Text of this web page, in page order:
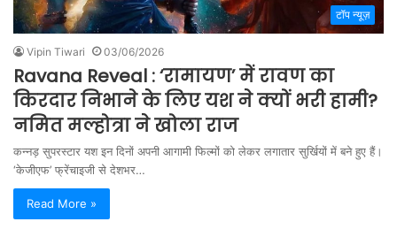
टॉप न्यूज़
Vipin Tiwari 03/06/2026
Ravana Reveal : ‘रामायण’ में रावण का
किरदार निभाने के लिए यश ने क्यों भरी हामी?
नमित मल्होत्रा ने खोला राज
कन्नड़ सुपरस्टार यश इन दिनों अपनी आगामी फिल्मों को लेकर लगातार सुर्खियों में बने हुए हैं।
‘केजीएफ’ फ्रेंचाइजी से देशभर…
Read More »